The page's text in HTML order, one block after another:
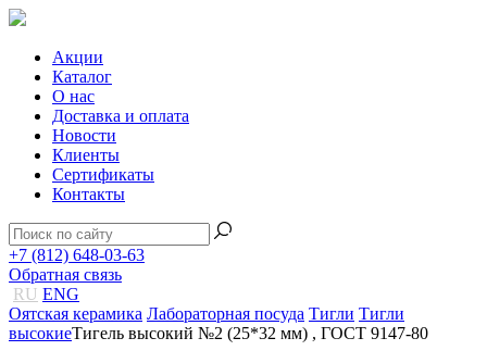
Акции
Каталог
О нас
Доставка и оплата
Новости
Клиенты
Сертификаты
Контакты
+7 (812) 648-03-63
Обратная связь
RU ENG
Оятская керамика Лабораторная посуда Тигли Тигли
высокиеТигель высокий №2 (25*32 мм) , ГОСТ 9147-80